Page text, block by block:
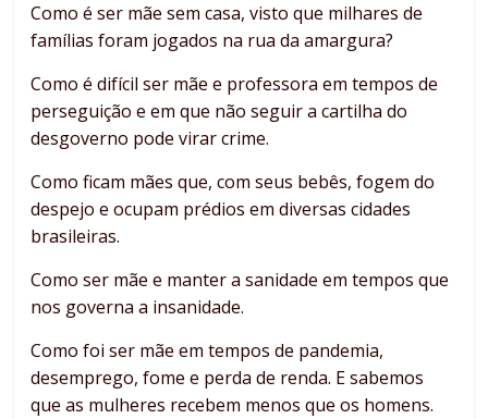
Como é ser mãe sem casa, visto que milhares de
famílias foram jogados na rua da amargura?
Como é difícil ser mãe e professora em tempos de
perseguição e em que não seguir a cartilha do
desgoverno pode virar crime.
Como ficam mães que, com seus bebês, fogem do
despejo e ocupam prédios em diversas cidades
brasileiras.
Como ser mãe e manter a sanidade em tempos que
nos governa a insanidade.
Como foi ser mãe em tempos de pandemia,
desemprego, fome e perda de renda. E sabemos
que as mulheres recebem menos que os homens.